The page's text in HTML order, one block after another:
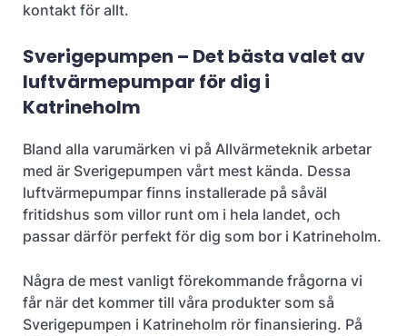
kontakt för allt.
Sverigepumpen – Det bästa valet av
luftvärmepumpar för dig i
Katrineholm
Bland alla varumärken vi på Allvärmeteknik arbetar
med är Sverigepumpen vårt mest kända. Dessa
luftvärmepumpar finns installerade på såväl
fritidshus som villor runt om i hela landet, och
passar därför perfekt för dig som bor i Katrineholm.
Några de mest vanligt förekommande frågorna vi
får när det kommer till våra produkter som så
Sverigepumpen i Katrineholm rör finansiering. På